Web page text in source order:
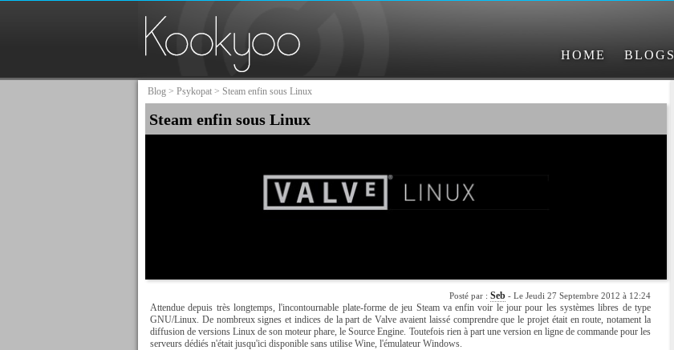
HOME BLOGS
Blog > Psykopat > Steam enfin sous Linux
Steam enfin sous Linux
Posté par : Seb - Le Jeudi 27 Septembre 2012 à 12:24
Attendue depuis très longtemps, l'incontournable plate-forme de jeu Steam va enfin voir le jour pour les systèmes libres de type
GNU/Linux. De nombreux signes et indices de la part de Valve avaient laissé comprendre que le projet était en route, notament la
diffusion de versions Linux de son moteur phare, le Source Engine. Toutefois rien à part une version en ligne de commande pour les
serveurs dédiés n'était jusqu'ici disponible sans utilise Wine, l'émulateur Windows.